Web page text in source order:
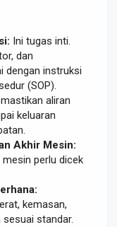
Ini tugas inti.
dan
dengan instruksi
(SOP).
aliran
keluaran
Akhir Mesin:
perlu dicek
kemasan,
standar.